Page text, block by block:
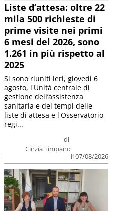
Liste d’attesa: oltre 22
mila 500 richieste di
prime visite nei primi
6 mesi del 2026, sono
1.261 in più rispetto al
2025
di
Cinzia Timpano
il 07/08/2026
Si sono riuniti ieri, giovedì 6
agosto, l'Unità centrale di
gestione dell’assistenza
sanitaria e dei tempi delle
liste di attesa e l'Osservatorio
regi...